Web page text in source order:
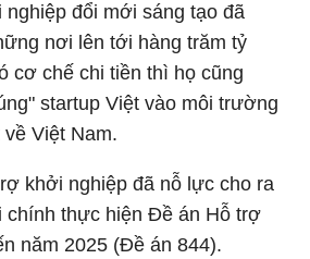
đổi mới sáng tạo đã
nơi lên tới hàng trăm tỷ
cơ chế chi tiền thì họ cũng
startup Việt vào môi trường
Việt Nam.
khởi nghiệp đã nỗ lực cho ra
chính thực hiện Đề án Hỗ trợ
năm 2025 (Đề án 844).